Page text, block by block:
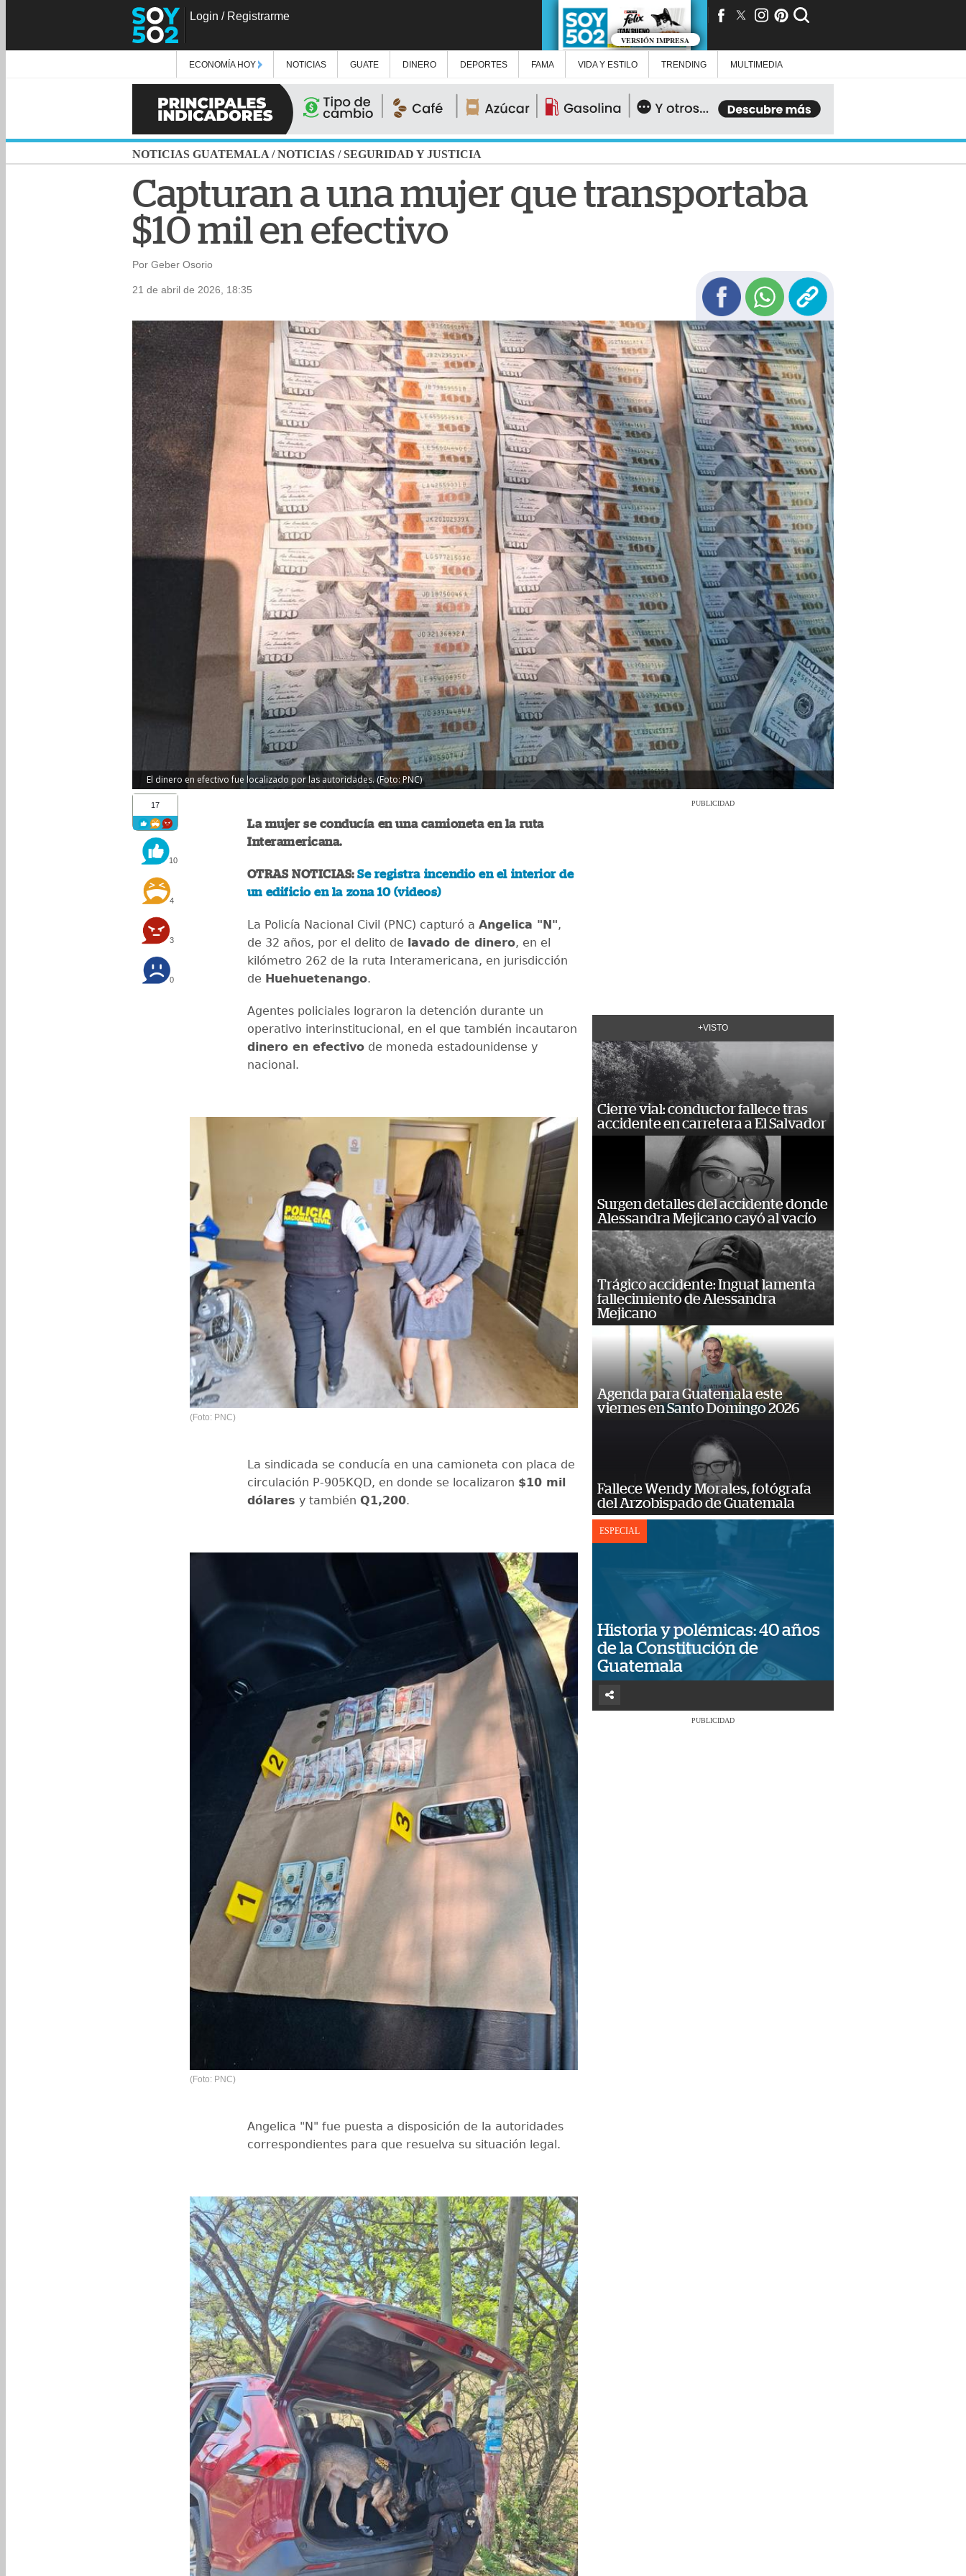
Login / Registrarme
VERSIÓN IMPRESA
ECONOMÍA HOY NOTICIAS GUATE DINERO DEPORTES FAMA VIDA Y ESTILO TRENDING MULTIMEDIA
NOTICIAS GUATEMALA /NOTICIAS /SEGURIDAD Y JUSTICIA
Capturan a una mujer que transportaba
$10 mil en efectivo
Por Geber Osorio
21 de abril de 2026, 18:35
El dinero en efectivo fue localizado por las autoridades. (Foto: PNC)
17
10
4
3
0
La mujer se conducía en una camioneta en la ruta
Interamericana.
OTRAS NOTICIAS:Se registra incendio en el interior de
un edificio en la zona 10 (videos)
La Policía Nacional Civil (PNC) capturó a Angelica "N",
de 32 años, por el delito de lavado de dinero, en el
kilómetro 262 de la ruta Interamericana, en jurisdicción
de Huehuetenango.
Agentes policiales lograron la detención durante un
operativo interinstitucional, en el que también incautaron
dinero en efectivo de moneda estadounidense y
nacional.
(Foto: PNC)
La sindicada se conducía en una camioneta con placa de
circulación P-905KQD, en donde se localizaron $10 mil
dólares y también Q1,200.
(Foto: PNC)
Angelica "N" fue puesta a disposición de la autoridades
correspondientes para que resuelva su situación legal.
PUBLICIDAD
+VISTO
Cierre vial: conductor fallece tras
accidente en carretera a El Salvador
Surgen detalles del accidente donde
Alessandra Mejicano cayó al vacío
Trágico accidente: Inguat lamenta
fallecimiento de Alessandra
Mejicano
Agenda para Guatemala este
viernes en Santo Domingo 2026
Fallece Wendy Morales, fotógrafa
del Arzobispado de Guatemala
ESPECIAL
Historia y polémicas: 40 años
de la Constitución de
Guatemala
PUBLICIDAD